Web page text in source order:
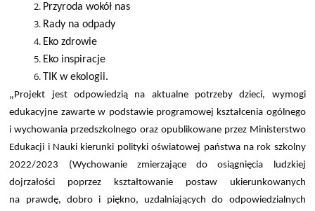
Przyroda wokół nas
Rady na odpady
Eko zdrowie
Eko inspiracje
TIK w ekologii.
„ Projekt jest odpowiedzią na aktualne potrzeby dzieci, wymogi
edukacyjne zawarte w podstawie programowej kształcenia ogólnego
i wychowania przedszkolnego oraz opublikowane przez Ministerstwo
Edukacji i Nauki kierunki polityki oświatowej państwa na rok szkolny
2022/2023 (Wychowanie zmierzające do osiągnięcia ludzkiej
dojrzałości poprzez kształtowanie postaw ukierunkowanych
na prawdę, dobro i piękno, uzdalniających do odpowiedzialnych